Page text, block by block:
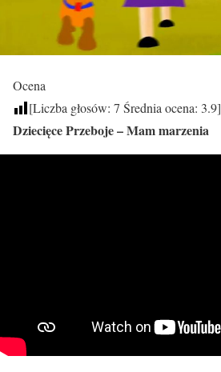
Ocena
[Liczba głosów: 7 Średnia ocena: 3.9]
Dziecięce Przeboje – Mam marzenia